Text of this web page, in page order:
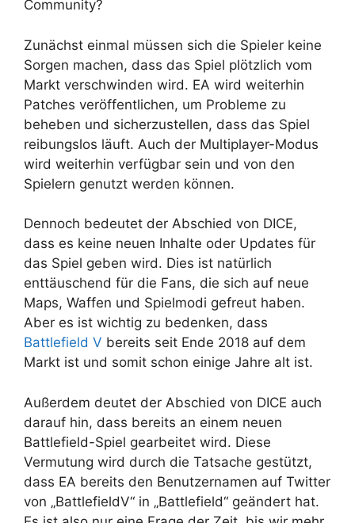
Community?
Zunächst einmal müssen sich die Spieler keine
Sorgen machen, dass das Spiel plötzlich vom
Markt verschwinden wird. EA wird weiterhin
Patches veröffentlichen, um Probleme zu
beheben und sicherzustellen, dass das Spiel
reibungslos läuft. Auch der Multiplayer-Modus
wird weiterhin verfügbar sein und von den
Spielern genutzt werden können.
Dennoch bedeutet der Abschied von DICE,
dass es keine neuen Inhalte oder Updates für
das Spiel geben wird. Dies ist natürlich
enttäuschend für die Fans, die sich auf neue
Maps, Waffen und Spielmodi gefreut haben.
Aber es ist wichtig zu bedenken, dass
Battlefield V bereits seit Ende 2018 auf dem
Markt ist und somit schon einige Jahre alt ist.
Außerdem deutet der Abschied von DICE auch
darauf hin, dass bereits an einem neuen
Battlefield-Spiel gearbeitet wird. Diese
Vermutung wird durch die Tatsache gestützt,
dass EA bereits den Benutzernamen auf Twitter
von „BattlefieldV“ in „Battlefield“ geändert hat.